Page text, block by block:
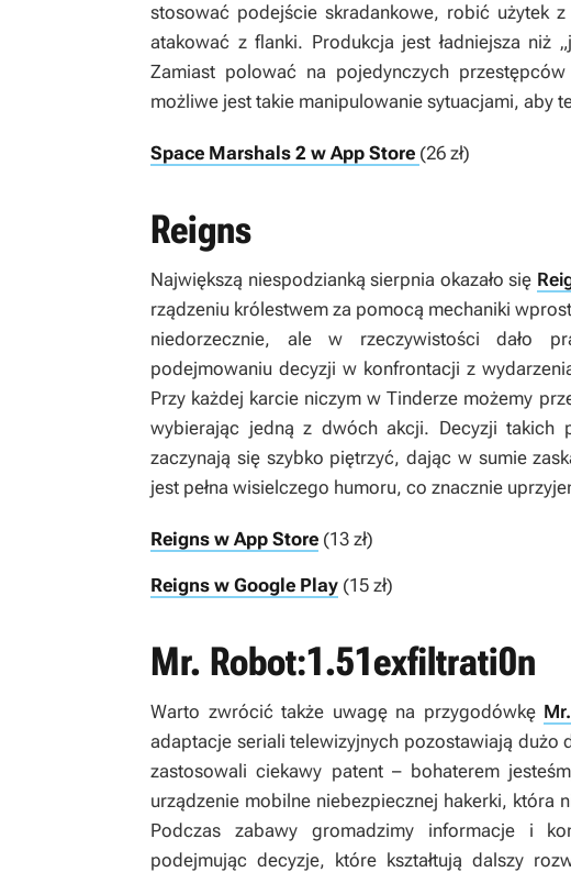
stosować podejście skradankowe, robić użytek
atakować z flanki. Produkcja jest ładniejsza niż
Zamiast polować na pojedynczych
możliwe jest takie manipulowanie sytuacjami, aby
Space Marshals 2 w App Store (26 zł)
Reigns
Największą niespodzianką sierpnia okazało się
rządzeniu królestwem za pomocą mechaniki
niedorzecznie, ale w rzeczywistości dało
podejmowaniu decyzji w konfrontacji z
Przy każdej karcie niczym w Tinderze możemy
wybierając jedną z dwóch akcji. Decyzji takich
zaczynają się szybko piętrzyć, dając w sumie
jest pełna wisielczego humoru, co znacznie
Reigns w App Store (13 zł)
Reigns w Google Play (15 zł)
Mr. Robot:1.51exfiltrati0n
Warto zwrócić także uwagę na przygodówkę
adaptacje seriali telewizyjnych pozostawiają dużo
zastosowali ciekawy patent – bohaterem
urządzenie mobilne niebezpiecznej hakerki, która
Podczas zabawy gromadzimy informacje i
podejmując decyzje, które kształtują dalszy